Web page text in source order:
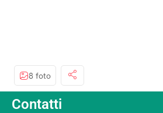
8 foto
Contatti